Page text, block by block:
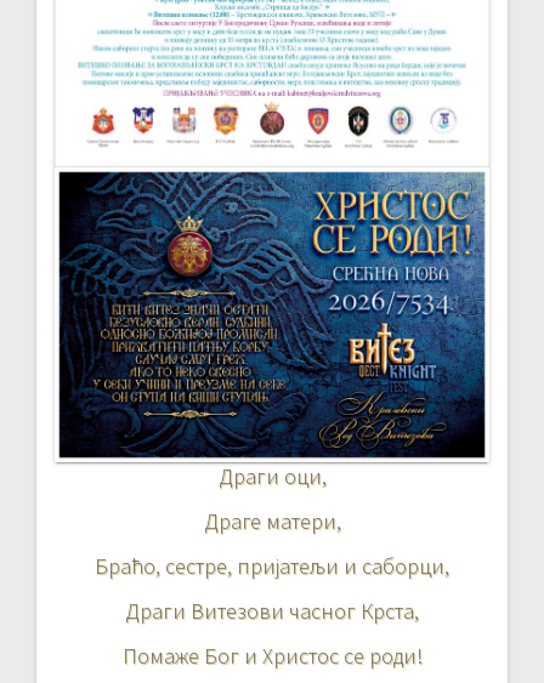
Драги оци,
Драге матери,
Браћо, сестре, пријатељи и саборци,
Драги Витезови часног Крста,
Помаже Бог и Христос се роди!